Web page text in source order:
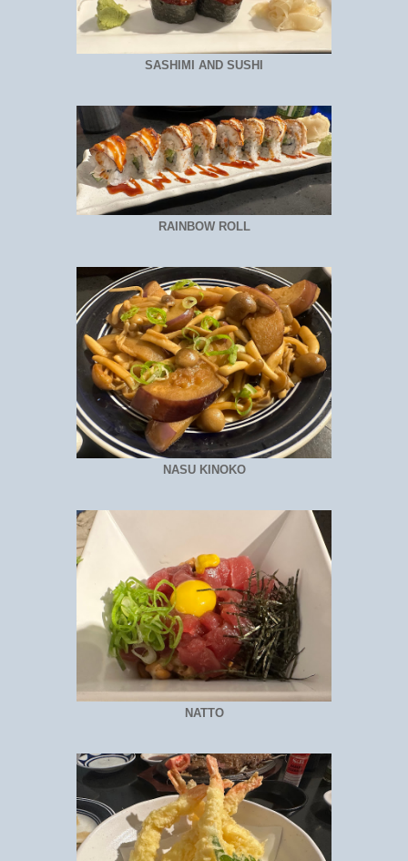
SASHIMI AND SUSHI
RAINBOW ROLL
NASU KINOKO
NATTO